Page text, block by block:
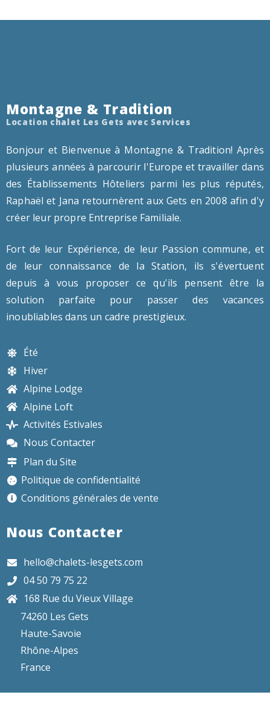
Montagne & Tradition
Location chalet Les Gets avec Services
Bonjour et Bienvenue à Montagne & Tradition! Après
plusieurs années à parcourir l'Europe et travailler dans
des Établissements Hôteliers parmi les plus réputés,
Raphaël et Jana retournèrent aux Gets en 2008 afin d'y
créer leur propre Entreprise Familiale.
Fort de leur Expérience, de leur Passion commune, et
de leur connaissance de la Station, ils s'évertuent
depuis à vous proposer ce qu'ils pensent être la
solution parfaite pour passer des vacances
inoubliables dans un cadre prestigieux.
Été
Hiver
Alpine Lodge
Alpine Loft
Activités Estivales
Nous Contacter
Plan du Site
Politique de confidentialité
Conditions générales de vente
Nous Contacter
hello@chalets-lesgets.com
04 50 79 75 22
168 Rue du Vieux Village
74260 Les Gets
Haute-Savoie
Rhône-Alpes
France